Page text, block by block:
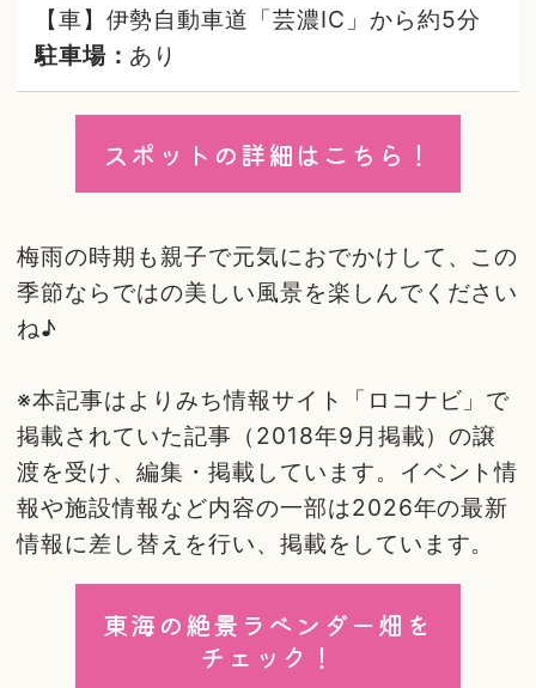
【車】伊勢自動車道「芸濃IC」から約5分
駐車場： あり
スポットの詳細はこちら！
梅雨の時期も親子で元気におでかけして、この
季節ならではの美しい風景を楽しんでください
ね♪
※本記事はよりみち情報サイト「ロコナビ」で
掲載されていた記事（2018年9月掲載）の譲
渡を受け、編集・掲載しています。イベント情
報や施設情報など内容の一部は2026年の最新
情報に差し替えを行い、掲載をしています。
東海の絶景ラベンダー畑を
チェック！